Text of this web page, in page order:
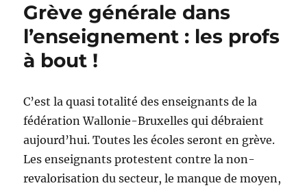
vis
ma
vie…
Grève générale dans
l’enseignement : les profs
à bout !
C’est la quasi totalité des enseignants de la
fédération Wallonie-Bruxelles qui débraient
aujourd’hui. Toutes les écoles seront en grève.
Les enseignants protestent contre la non-
revalorisation du secteur, le manque de moyen,